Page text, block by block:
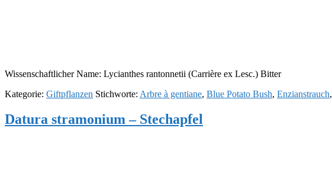
Wissenschaftlicher Name: Lycianthes rantonnetii (Carrière ex Lesc.) Bitter
Kategorie: Giftpflanzen Stichworte: Arbre à gentiane, Blue Potato Bush, Enzianstrauch,
Datura stramonium – Stechapfel